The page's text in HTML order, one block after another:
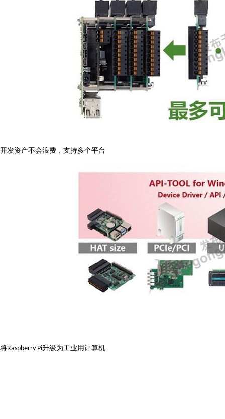
开发资产不会浪费，支持多个平台
将Raspberry Pi升级为工业用计算机